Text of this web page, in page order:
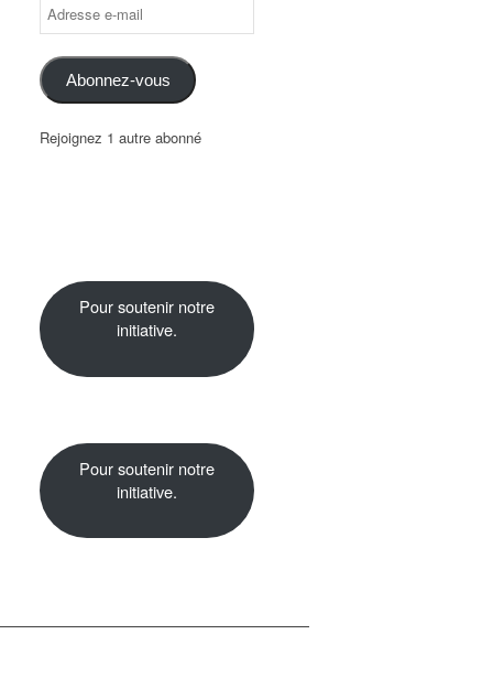
Abonnez-vous
Rejoignez 1 autre abonné
Pour soutenir notre
initiative.
Pour soutenir notre
initiative.